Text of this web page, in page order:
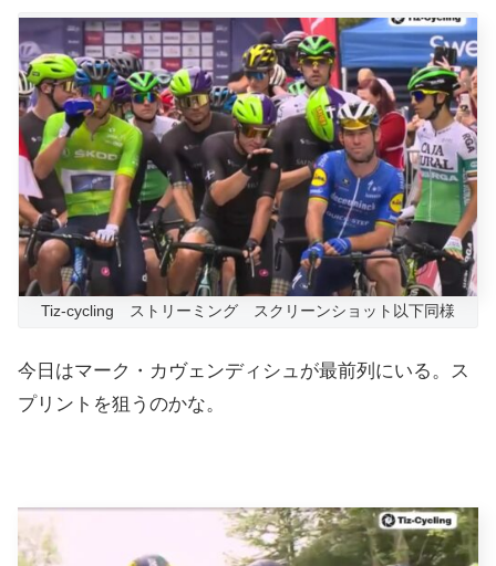
Tiz-cycling ストリーミング スクリーンショット以下同様
今日はマーク・カヴェンディシュが最前列にいる。ス
プリントを狙うのかな。